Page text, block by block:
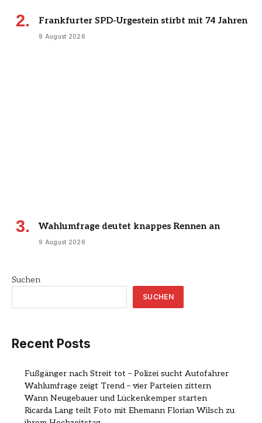
Frankfurter SPD-Urgestein stirbt mit 74 Jahren
9 August 2026
Wahlumfrage deutet knappes Rennen an
9 August 2026
Suchen
SUCHEN
Recent Posts
Fußgänger nach Streit tot – Polizei sucht Autofahrer
Wahlumfrage zeigt Trend – vier Parteien zittern
Wann Neugebauer und Lückenkemper starten
Ricarda Lang teilt Foto mit Ehemann Florian Wilsch zu